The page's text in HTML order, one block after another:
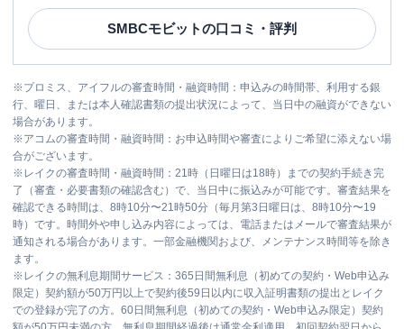
SMBCモビットの口コミ・評判
※プロミス、アイフルの審査時間・融資時間：申込みの時間帯、利用する銀
行、曜日、または本人確認書類の提出状況によって、当日中の融資ができない
場合があります。
※アコムの審査時間・融資時間：お申込時間や審査によりご希望に添えない場
合がございます。
※ レイクの審査時間・融資時間：21時（日曜日は18時）までの契約手続き完
了（審査・必要書類の確認含む）で、当日中に振込みが可能です。審査結果を
確認できる時間は、8時10分〜21時50分（毎月第3日曜日は、8時10分〜19
時）です。時間外や申し込み内容によっては、電話またはメールで審査結果が
通知される場合があります。一部金融機関および、メンテナンス時間等を除き
ます。
※ レイクの無利息期間サービス：365日間無利息（初めての契約・Web申込み
限定）契約額が50万円以上で契約後59日以内に収入証明書類の提出とレイク
での登録が完了の方。60日間無利息（初めての契約・Web申込み限定）契約